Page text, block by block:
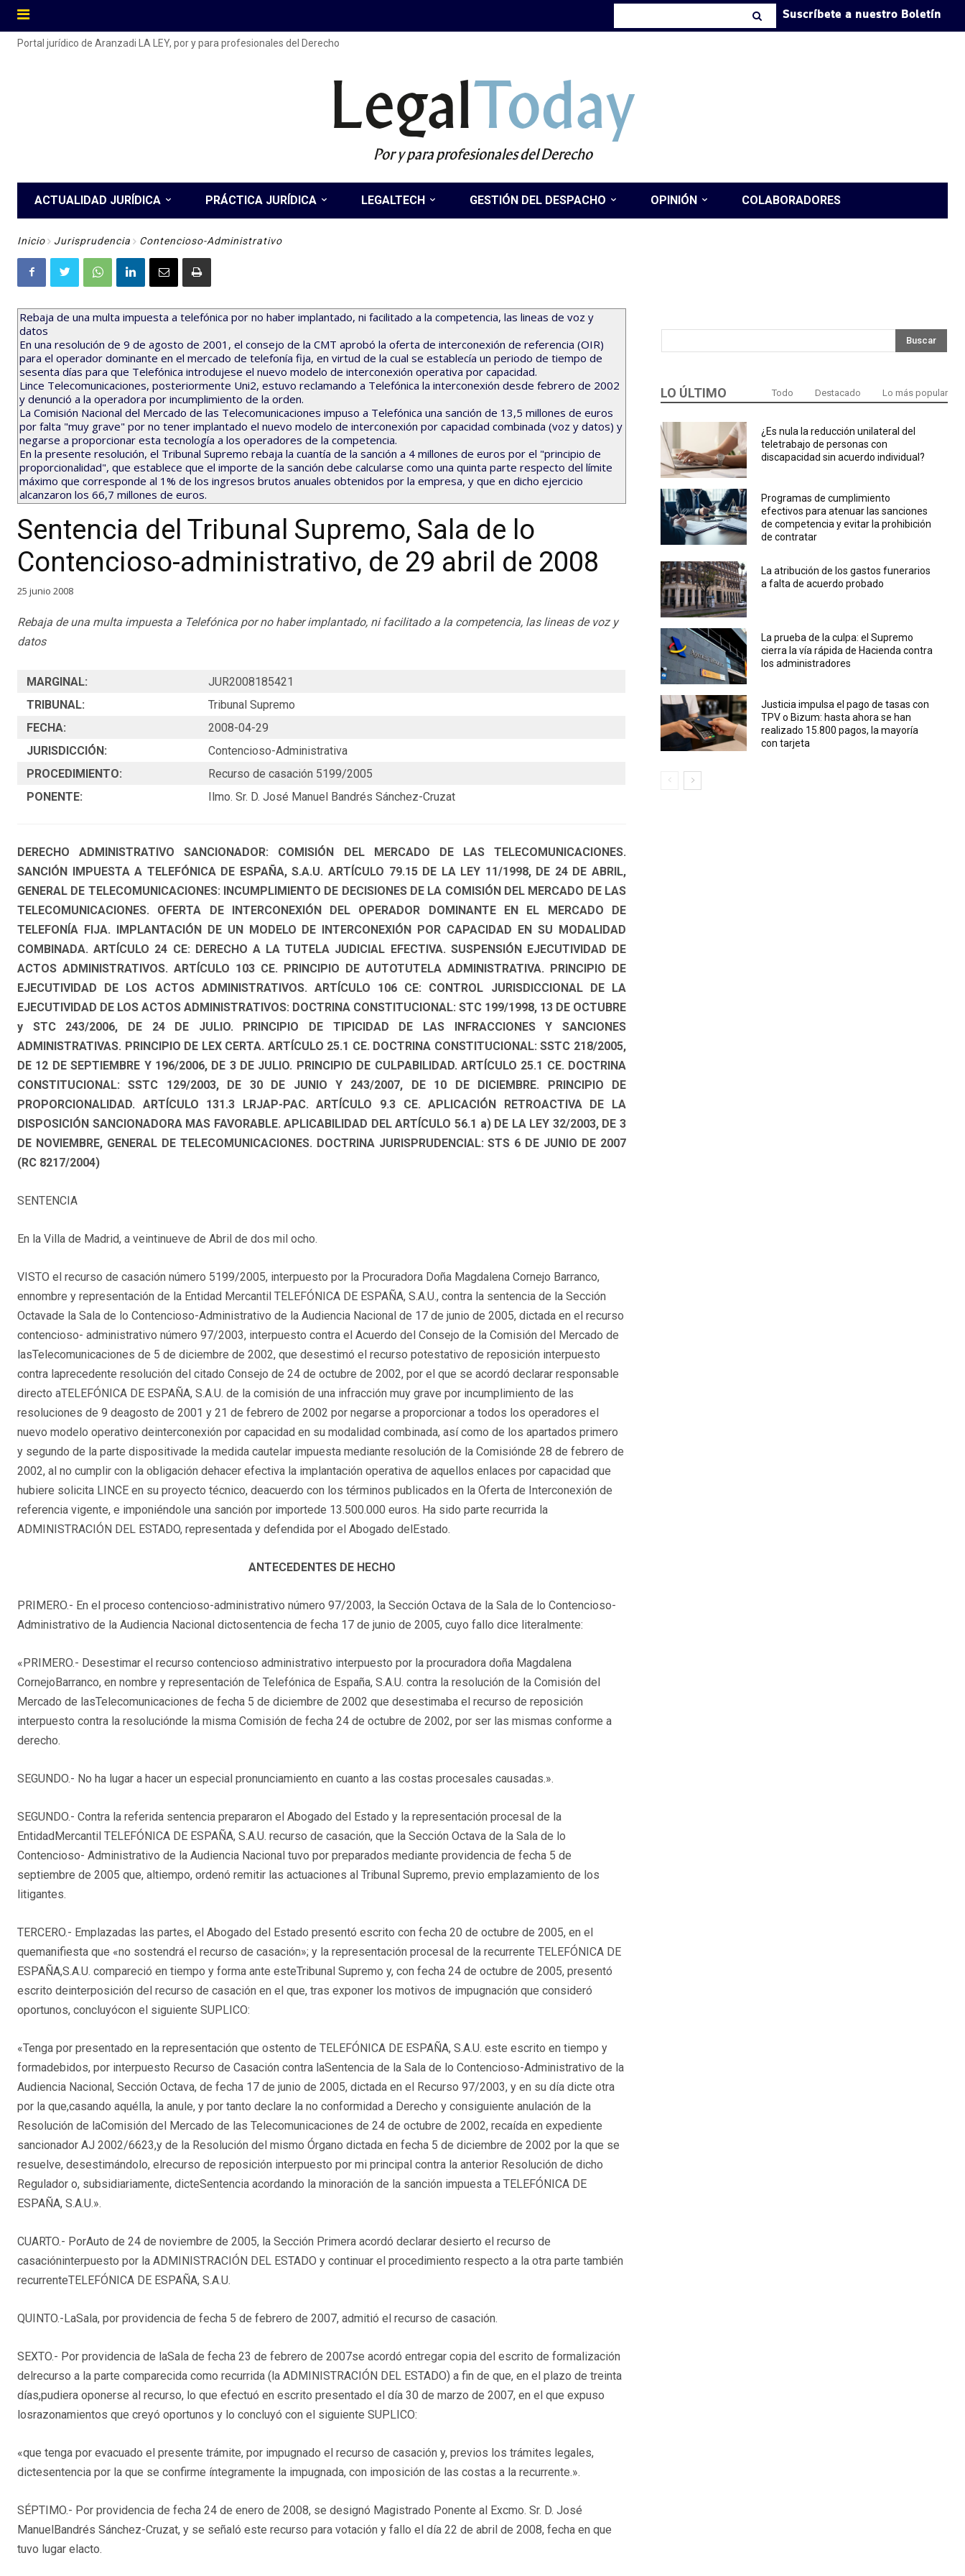
Suscríbete a nuestro Boletín
Portal jurídico de Aranzadi LA LEY, por y para profesionales del Derecho
LegalToday
Por y para profesionales del Derecho
ACTUALIDAD JURÍDICA PRÁCTICA JURÍDICA LEGALTECH GESTIÓN DEL DESPACHO OPINIÓN COLABORADORES
Inicio Jurisprudencia Contencioso-Administrativo
Rebaja de una multa impuesta a telefónica por no haber implantado, ni facilitado a la competencia, las lineas de voz y
datos
En una resolución de 9 de agosto de 2001, el consejo de la CMT aprobó la oferta de interconexión de referencia (OIR)
para el operador dominante en el mercado de telefonía fija, en virtud de la cual se establecía un periodo de tiempo de
sesenta días para que Telefónica introdujese el nuevo modelo de interconexión operativa por capacidad.
Lince Telecomunicaciones, posteriormente Uni2, estuvo reclamando a Telefónica la interconexión desde febrero de 2002
y denunció a la operadora por incumplimiento de la orden.
La Comisión Nacional del Mercado de las Telecomunicaciones impuso a Telefónica una sanción de 13,5 millones de euros
por falta "muy grave" por no tener implantado el nuevo modelo de interconexión por capacidad combinada (voz y datos) y
negarse a proporcionar esta tecnología a los operadores de la competencia.
En la presente resolución, el Tribunal Supremo rebaja la cuantía de la sanción a 4 millones de euros por el "principio de
proporcionalidad", que establece que el importe de la sanción debe calcularse como una quinta parte respecto del límite
máximo que corresponde al 1% de los ingresos brutos anuales obtenidos por la empresa, y que en dicho ejercicio
alcanzaron los 66,7 millones de euros.
Sentencia del Tribunal Supremo, Sala de lo
Contencioso-administrativo, de 29 abril de 2008
25 junio 2008
Rebaja de una multa impuesta a Telefónica por no haber implantado, ni facilitado a la competencia, las lineas de voz y
datos
MARGINAL:
JUR2008185421
TRIBUNAL:
Tribunal Supremo
FECHA:
2008-04-29
JURISDICCIÓN:
Contencioso-Administrativa
PROCEDIMIENTO:
Recurso de casación 5199/2005
PONENTE:
Ilmo. Sr. D. José Manuel Bandrés Sánchez-Cruzat
DERECHO ADMINISTRATIVO SANCIONADOR: COMISIÓN DEL MERCADO DE LAS TELECOMUNICACIONES.
SANCIÓN IMPUESTA A TELEFÓNICA DE ESPAÑA, S.A.U. ARTÍCULO 79.15 DE LA LEY 11/1998, DE 24 DE ABRIL,
GENERAL DE TELECOMUNICACIONES: INCUMPLIMIENTO DE DECISIONES DE LA COMISIÓN DEL MERCADO DE LAS
TELECOMUNICACIONES. OFERTA DE INTERCONEXIÓN DEL OPERADOR DOMINANTE EN EL MERCADO DE
TELEFONÍA FIJA. IMPLANTACIÓN DE UN MODELO DE INTERCONEXIÓN POR CAPACIDAD EN SU MODALIDAD
COMBINADA. ARTÍCULO 24 CE: DERECHO A LA TUTELA JUDICIAL EFECTIVA. SUSPENSIÓN EJECUTIVIDAD DE
ACTOS ADMINISTRATIVOS. ARTÍCULO 103 CE. PRINCIPIO DE AUTOTUTELA ADMINISTRATIVA. PRINCIPIO DE
EJECUTIVIDAD DE LOS ACTOS ADMINISTRATIVOS. ARTÍCULO 106 CE: CONTROL JURISDICCIONAL DE LA
EJECUTIVIDAD DE LOS ACTOS ADMINISTRATIVOS: DOCTRINA CONSTITUCIONAL: STC 199/1998, 13 DE OCTUBRE
y STC 243/2006, DE 24 DE JULIO. PRINCIPIO DE TIPICIDAD DE LAS INFRACCIONES Y SANCIONES
ADMINISTRATIVAS. PRINCIPIO DE LEX CERTA. ARTÍCULO 25.1 CE. DOCTRINA CONSTITUCIONAL: SSTC 218/2005,
DE 12 DE SEPTIEMBRE Y 196/2006, DE 3 DE JULIO. PRINCIPIO DE CULPABILIDAD. ARTÍCULO 25.1 CE. DOCTRINA
CONSTITUCIONAL: SSTC 129/2003, DE 30 DE JUNIO Y 243/2007, DE 10 DE DICIEMBRE. PRINCIPIO DE
PROPORCIONALIDAD. ARTÍCULO 131.3 LRJAP-PAC. ARTÍCULO 9.3 CE. APLICACIÓN RETROACTIVA DE LA
DISPOSICIÓN SANCIONADORA MAS FAVORABLE. APLICABILIDAD DEL ARTÍCULO 56.1 a) DE LA LEY 32/2003, DE 3
DE NOVIEMBRE, GENERAL DE TELECOMUNICACIONES. DOCTRINA JURISPRUDENCIAL: STS 6 DE JUNIO DE 2007
(RC 8217/2004)
SENTENCIA
En la Villa de Madrid, a veintinueve de Abril de dos mil ocho.
VISTO el recurso de casación número 5199/2005, interpuesto por la Procuradora Doña Magdalena Cornejo Barranco,
ennombre y representación de la Entidad Mercantil TELEFÓNICA DE ESPAÑA, S.A.U., contra la sentencia de la Sección
Octavade la Sala de lo Contencioso-Administrativo de la Audiencia Nacional de 17 de junio de 2005, dictada en el recurso
contencioso- administrativo número 97/2003, interpuesto contra el Acuerdo del Consejo de la Comisión del Mercado de
lasTelecomunicaciones de 5 de diciembre de 2002, que desestimó el recurso potestativo de reposición interpuesto
contra laprecedente resolución del citado Consejo de 24 de octubre de 2002, por el que se acordó declarar responsable
directo aTELEFÓNICA DE ESPAÑA, S.A.U. de la comisión de una infracción muy grave por incumplimiento de las
resoluciones de 9 deagosto de 2001 y 21 de febrero de 2002 por negarse a proporcionar a todos los operadores el
nuevo modelo operativo deinterconexión por capacidad en su modalidad combinada, así como de los apartados primero
y segundo de la parte dispositivade la medida cautelar impuesta mediante resolución de la Comisiónde 28 de febrero de
2002, al no cumplir con la obligación dehacer efectiva la implantación operativa de aquellos enlaces por capacidad que
hubiere solicita LINCE en su proyecto técnico, deacuerdo con los términos publicados en la Oferta de Interconexión de
referencia vigente, e imponiéndole una sanción por importede 13.500.000 euros. Ha sido parte recurrida la
ADMINISTRACIÓN DEL ESTADO, representada y defendida por el Abogado delEstado.
ANTECEDENTES DE HECHO
PRIMERO.- En el proceso contencioso-administrativo número 97/2003, la Sección Octava de la Sala de lo Contencioso-
Administrativo de la Audiencia Nacional dictosentencia de fecha 17 de junio de 2005, cuyo fallo dice literalmente:
«PRIMERO.- Desestimar el recurso contencioso administrativo interpuesto por la procuradora doña Magdalena
CornejoBarranco, en nombre y representación de Telefónica de España, S.A.U. contra la resolución de la Comisión del
Mercado de lasTelecomunicaciones de fecha 5 de diciembre de 2002 que desestimaba el recurso de reposición
interpuesto contra la resoluciónde la misma Comisión de fecha 24 de octubre de 2002, por ser las mismas conforme a
derecho.
SEGUNDO.- No ha lugar a hacer un especial pronunciamiento en cuanto a las costas procesales causadas.».
SEGUNDO.- Contra la referida sentencia prepararon el Abogado del Estado y la representación procesal de la
EntidadMercantil TELEFÓNICA DE ESPAÑA, S.A.U. recurso de casación, que la Sección Octava de la Sala de lo
Contencioso- Administrativo de la Audiencia Nacional tuvo por preparados mediante providencia de fecha 5 de
septiembre de 2005 que, altiempo, ordenó remitir las actuaciones al Tribunal Supremo, previo emplazamiento de los
litigantes.
TERCERO.- Emplazadas las partes, el Abogado del Estado presentó escrito con fecha 20 de octubre de 2005, en el
quemanifiesta que «no sostendrá el recurso de casación»; y la representación procesal de la recurrente TELEFÓNICA DE
ESPAÑA,S.A.U. compareció en tiempo y forma ante esteTribunal Supremo y, con fecha 24 de octubre de 2005, presentó
escrito deinterposición del recurso de casación en el que, tras exponer los motivos de impugnación que consideró
oportunos, concluyócon el siguiente SUPLICO:
«Tenga por presentado en la representación que ostento de TELEFÓNICA DE ESPAÑA, S.A.U. este escrito en tiempo y
formadebidos, por interpuesto Recurso de Casación contra laSentencia de la Sala de lo Contencioso-Administrativo de la
Audiencia Nacional, Sección Octava, de fecha 17 de junio de 2005, dictada en el Recurso 97/2003, y en su día dicte otra
por la que,casando aquélla, la anule, y por tanto declare la no conformidad a Derecho y consiguiente anulación de la
Resolución de laComisión del Mercado de las Telecomunicaciones de 24 de octubre de 2002, recaída en expediente
sancionador AJ 2002/6623,y de la Resolución del mismo Órgano dictada en fecha 5 de diciembre de 2002 por la que se
resuelve, desestimándolo, elrecurso de reposición interpuesto por mi principal contra la anterior Resolución de dicho
Regulador o, subsidiariamente, dicteSentencia acordando la minoración de la sanción impuesta a TELEFÓNICA DE
ESPAÑA, S.A.U.».
CUARTO.- PorAuto de 24 de noviembre de 2005, la Sección Primera acordó declarar desierto el recurso de
casacióninterpuesto por la ADMINISTRACIÓN DEL ESTADO y continuar el procedimiento respecto a la otra parte también
recurrenteTELEFÓNICA DE ESPAÑA, S.A.U.
QUINTO.-LaSala, por providencia de fecha 5 de febrero de 2007, admitió el recurso de casación.
SEXTO.- Por providencia de laSala de fecha 23 de febrero de 2007se acordó entregar copia del escrito de formalización
delrecurso a la parte comparecida como recurrida (la ADMINISTRACIÓN DEL ESTADO) a fin de que, en el plazo de treinta
días,pudiera oponerse al recurso, lo que efectuó en escrito presentado el día 30 de marzo de 2007, en el que expuso
losrazonamientos que creyó oportunos y lo concluyó con el siguiente SUPLICO:
«que tenga por evacuado el presente trámite, por impugnado el recurso de casación y, previos los trámites legales,
dictesentencia por la que se confirme íntegramente la impugnada, con imposición de las costas a la recurrente.».
SÉPTIMO.- Por providencia de fecha 24 de enero de 2008, se designó Magistrado Ponente al Excmo. Sr. D. José
ManuelBandrés Sánchez-Cruzat, y se señaló este recurso para votación y fallo el día 22 de abril de 2008, fecha en que
tuvo lugar elacto.
Buscar
LO ÚLTIMO Todo Destacado Lo más popular
¿Es nula la reducción unilateral del
teletrabajo de personas con
discapacidad sin acuerdo individual?
Programas de cumplimiento
efectivos para atenuar las sanciones
de competencia y evitar la prohibición
de contratar
La atribución de los gastos funerarios
a falta de acuerdo probado
La prueba de la culpa: el Supremo
cierra la vía rápida de Hacienda contra
los administradores
Justicia impulsa el pago de tasas con
TPV o Bizum: hasta ahora se han
realizado 15.800 pagos, la mayoría
con tarjeta